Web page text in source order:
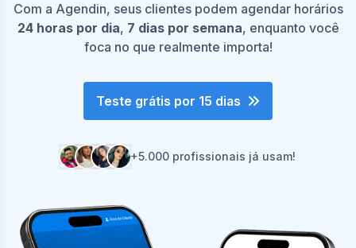
Com a Agendin, seus clientes podem agendar horários
24 horas por dia, 7 dias por semana, enquanto você
foca no que realmente importa!
Teste grátis por 15 dias
+5.000 profissionais já usam!